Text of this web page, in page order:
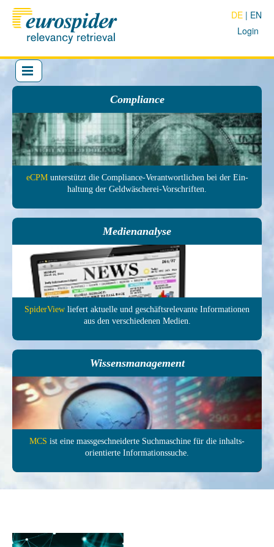
Login
DE EN
Compliance
eCPMunter­stützt die Com­pliance-Ver­antwort­lichen bei der Ein­
haltung der Geld­wäscherei-Vor­schrif­ten.
Medienanalyse
SpiderView liefert aktuelle und ge­schäfts­relevante In­forma­tionen
aus den ver­schie­denen Medien.
Wissensmanagement
MCS ist eine mass­ge­schneiderte Such­maschine für die inhalts­
orientierte In­formations­suche.